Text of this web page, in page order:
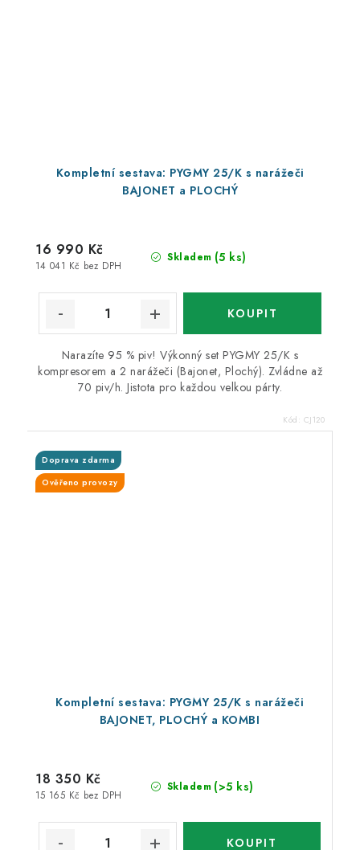
Kompletní sestava: PYGMY 25/K s narážeči
BAJONET a PLOCHÝ
Skladem (5 ks)
14 041 Kč bez DPH
16 990 Kč
Narazíte 95 % piv! Výkonný set PYGMY 25/K s
kompresorem a 2 narážeči (Bajonet, Plochý). Zvládne až
70 piv/h. Jistota pro každou velkou párty.
Kód: CJ120
Kompletní sestava: PYGMY 25/K s narážeči
BAJONET, PLOCHÝ a KOMBI
Doprava zdarma
Ověřeno provozy
Skladem (>5 ks)
15 165 Kč bez DPH
18 350 Kč